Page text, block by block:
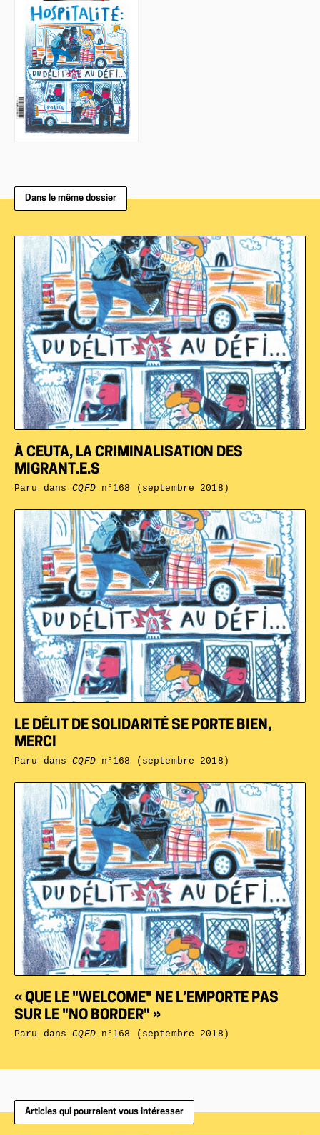
Dans le même dossier
« QUE LE "WELCOME" NE L’EMPORTE PAS
SUR LE "NO BORDER" »
Paru dansCQFDn°168 (septembre 2018)
LE DÉLIT DE SOLIDARITÉ SE PORTE BIEN,
MERCI
Paru dansCQFDn°168 (septembre 2018)
À CEUTA, LA CRIMINALISATION DES
MIGRANT.E.S
Paru dansCQFDn°168 (septembre 2018)
Articles qui pourraient vous intéresser